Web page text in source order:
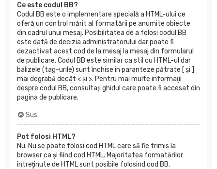
Ce este codul BB?
Codul BB este o implementare specială a HTML-ului ce
oferă un control mărit al formatării pe anumite obiecte
din cadrul unui mesaj. Posibilitatea de a folosi codul BB
este dată de decizia administratorului dar poate fi
dezactivat acest cod de la mesaj la mesaj din formularul
de publicare. Codul BB este similar ca stil cu HTML-ul dar
balizele (tag-urile) sunt închise în paranteze pătrate [ şi ]
mai degrabă decât < şi >. Pentru mai multe informaţii
despre codul BB, consultaţi ghidul care poate fi accesat din
pagina de publicare.
Sus
Pot folosi HTML?
Nu. Nu se poate folosi cod HTML care să fie trimis la
browser ca şi fiind cod HTML. Majoritatea formatărilor
întreţinute de HTML sunt posibile folosind cod BB.